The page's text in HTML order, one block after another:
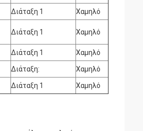
Διάταξη 1
Χαμηλό
Διάταξη 1 Χαμηλό
Διάταξη 1
Χαμηλό
Διάταξη:
Χαμηλό
Διάταξη 1 Χαμηλό